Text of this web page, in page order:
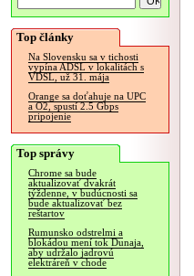
Top články
Na Slovensku sa v tichosti
vypína ADSL v lokalitách s
VDSL, už 31. mája
Orange sa doťahuje na UPC
a O2, spustí 2.5 Gbps
pripojenie
Top správy
Chrome sa bude
aktualizovať dvakrát
týždenne, v budúcnosti sa
bude aktualizovať bez
reštartov
Rumunsko odstrelmi a
blokádou mení tok Dunaja,
aby udržalo jadrovú
elektráreň v chode